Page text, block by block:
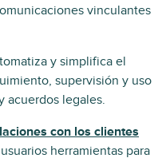
vinculantes
y simplifica el
supervisión y uso
acuerdos legales.
con los clientes
herramientas para